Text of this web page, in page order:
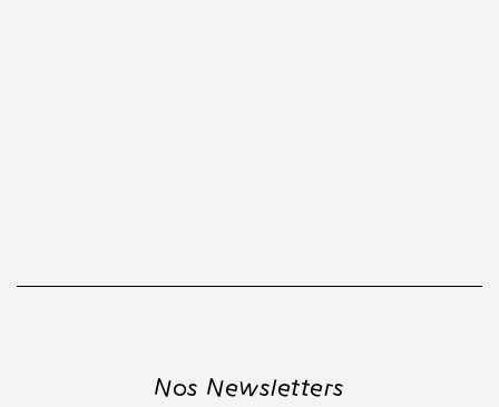
Nos Newsletters